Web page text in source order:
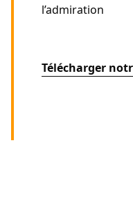
l’admiration
Télécharger